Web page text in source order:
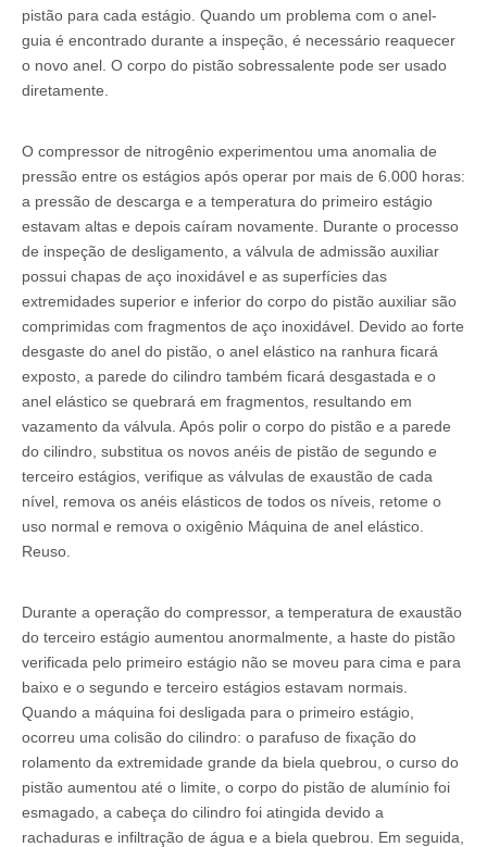
pistão para cada estágio. Quando um problema com o anel-
guia é encontrado durante a inspeção, é necessário reaquecer
o novo anel. O corpo do pistão sobressalente pode ser usado
diretamente.
O compressor de nitrogênio experimentou uma anomalia de
pressão entre os estágios após operar por mais de 6.000 horas:
a pressão de descarga e a temperatura do primeiro estágio
estavam altas e depois caíram novamente. Durante o processo
de inspeção de desligamento, a válvula de admissão auxiliar
possui chapas de aço inoxidável e as superfícies das
extremidades superior e inferior do corpo do pistão auxiliar são
comprimidas com fragmentos de aço inoxidável. Devido ao forte
desgaste do anel do pistão, o anel elástico na ranhura ficará
exposto, a parede do cilindro também ficará desgastada e o
anel elástico se quebrará em fragmentos, resultando em
vazamento da válvula. Após polir o corpo do pistão e a parede
do cilindro, substitua os novos anéis de pistão de segundo e
terceiro estágios, verifique as válvulas de exaustão de cada
nível, remova os anéis elásticos de todos os níveis, retome o
uso normal e remova o oxigênio Máquina de anel elástico.
Reuso.
Durante a operação do compressor, a temperatura de exaustão
do terceiro estágio aumentou anormalmente, a haste do pistão
verificada pelo primeiro estágio não se moveu para cima e para
baixo e o segundo e terceiro estágios estavam normais.
Quando a máquina foi desligada para o primeiro estágio,
ocorreu uma colisão do cilindro: o parafuso de fixação do
rolamento da extremidade grande da biela quebrou, o curso do
pistão aumentou até o limite, o corpo do pistão de alumínio foi
esmagado, a cabeça do cilindro foi atingida devido a
rachaduras e infiltração de água e a biela quebrou. Em seguida,